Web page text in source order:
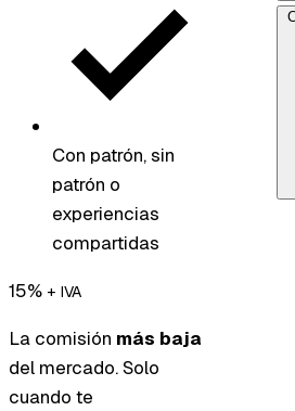
Con patrón, sin
patrón o
experiencias
compartidas
15% + IVA
La comisión más baja
del mercado. Solo
cuando te